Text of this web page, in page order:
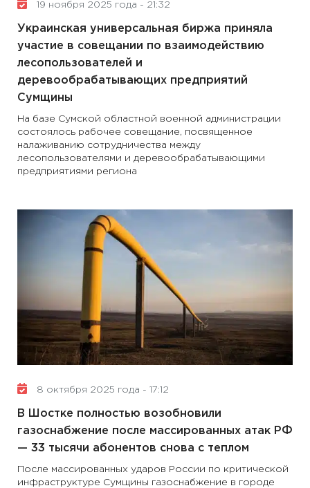
19 ноября 2025 года - 21:32
Украинская универсальная биржа приняла
участие в совещании по взаимодействию
лесопользователей и
деревообрабатывающих предприятий
Сумщины
На базе Сумской областной военной администрации
состоялось рабочее совещание, посвященное
налаживанию сотрудничества между
лесопользователями и деревообрабатывающими
предприятиями региона
8 октября 2025 года - 17:12
В Шостке полностью возобновили
газоснабжение после массированных атак РФ
— 33 тысячи абонентов снова с теплом
После массированных ударов России по критической
инфраструктуре Сумщины газоснабжение в городе